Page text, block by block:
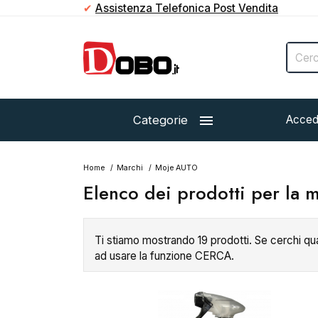
✔ Assistenza Telefonica Post Vendita
Categorie 
Home Marchi Moje AUTO
Elenco dei prodotti per la
Ti stiamo mostrando 19 prodotti. Se cerchi
ad usare la funzione CERCA.